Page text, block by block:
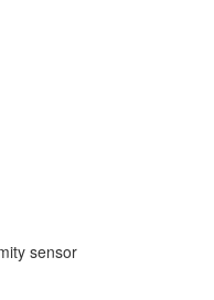
sensor